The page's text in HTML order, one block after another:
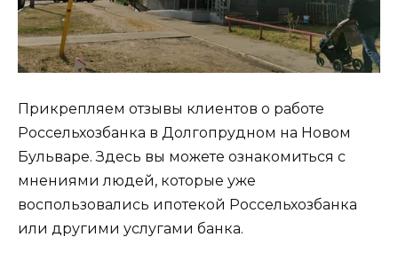
Прикрепляем отзывы клиентов о работе
Россельхозбанка в Долгопрудном на Новом
Бульваре. Здесь вы можете ознакомиться с
мнениями людей, которые уже
воспользовались ипотекой Россельхозбанка
или другими услугами банка.